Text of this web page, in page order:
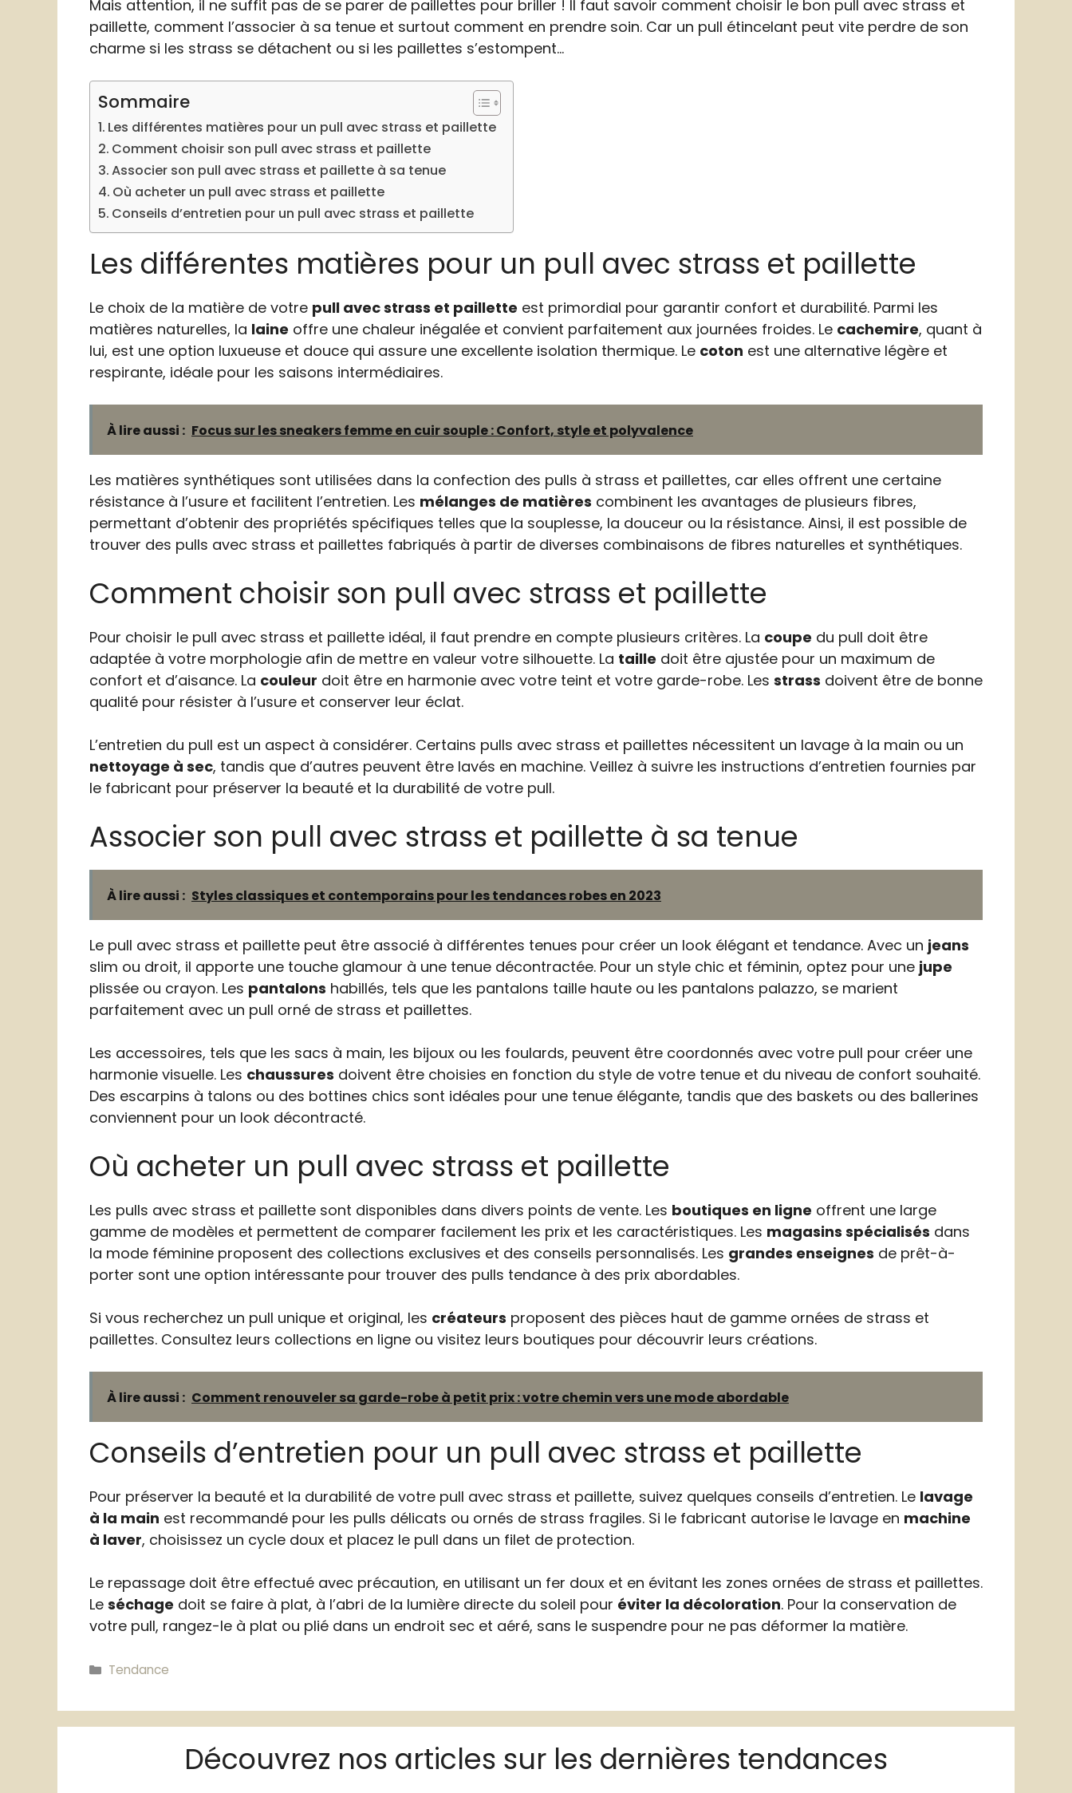
Mais attention, il ne suffit pas de se parer de paillettes pour briller ! Il faut savoir comment choisir le bon pull avec strass et
paillette, comment l’associer à sa tenue et surtout comment en prendre soin. Car un pull étincelant peut vite perdre de son
charme si les strass se détachent ou si les paillettes s’estompent…
Sommaire
Les différentes matières pour un pull avec strass et paillette
Comment choisir son pull avec strass et paillette
Associer son pull avec strass et paillette à sa tenue
Où acheter un pull avec strass et paillette
Conseils d’entretien pour un pull avec strass et paillette
Les différentes matières pour un pull avec strass et paillette
Le choix de la matière de votre pull avec strass et paillette est primordial pour garantir confort et durabilité. Parmi les
matières naturelles, la laine offre une chaleur inégalée et convient parfaitement aux journées froides. Le cachemire, quant à
lui, est une option luxueuse et douce qui assure une excellente isolation thermique. Le coton est une alternative légère et
respirante, idéale pour les saisons intermédiaires.
À lire aussi : Focus sur les sneakers femme en cuir souple : Confort, style et polyvalence
Les matières synthétiques sont utilisées dans la confection des pulls à strass et paillettes, car elles offrent une certaine
résistance à l’usure et facilitent l’entretien. Les mélanges de matières combinent les avantages de plusieurs fibres,
permettant d’obtenir des propriétés spécifiques telles que la souplesse, la douceur ou la résistance. Ainsi, il est possible de
trouver des pulls avec strass et paillettes fabriqués à partir de diverses combinaisons de fibres naturelles et synthétiques.
Comment choisir son pull avec strass et paillette
Pour choisir le pull avec strass et paillette idéal, il faut prendre en compte plusieurs critères. La coupe du pull doit être
adaptée à votre morphologie afin de mettre en valeur votre silhouette. La taille doit être ajustée pour un maximum de
confort et d’aisance. La couleur doit être en harmonie avec votre teint et votre garde-robe. Les strass doivent être de bonne
qualité pour résister à l’usure et conserver leur éclat.
L’entretien du pull est un aspect à considérer. Certains pulls avec strass et paillettes nécessitent un lavage à la main ou un
nettoyage à sec, tandis que d’autres peuvent être lavés en machine. Veillez à suivre les instructions d’entretien fournies par
le fabricant pour préserver la beauté et la durabilité de votre pull.
Associer son pull avec strass et paillette à sa tenue
À lire aussi : Styles classiques et contemporains pour les tendances robes en 2023
Le pull avec strass et paillette peut être associé à différentes tenues pour créer un look élégant et tendance. Avec un jeans
slim ou droit, il apporte une touche glamour à une tenue décontractée. Pour un style chic et féminin, optez pour une jupe
plissée ou crayon. Les pantalons habillés, tels que les pantalons taille haute ou les pantalons palazzo, se marient
parfaitement avec un pull orné de strass et paillettes.
Les accessoires, tels que les sacs à main, les bijoux ou les foulards, peuvent être coordonnés avec votre pull pour créer une
harmonie visuelle. Les chaussures doivent être choisies en fonction du style de votre tenue et du niveau de confort souhaité.
Des escarpins à talons ou des bottines chics sont idéales pour une tenue élégante, tandis que des baskets ou des ballerines
conviennent pour un look décontracté.
Où acheter un pull avec strass et paillette
Les pulls avec strass et paillette sont disponibles dans divers points de vente. Les boutiques en ligne offrent une large
gamme de modèles et permettent de comparer facilement les prix et les caractéristiques. Les magasins spécialisés dans
la mode féminine proposent des collections exclusives et des conseils personnalisés. Les grandes enseignes de prêt-à-
porter sont une option intéressante pour trouver des pulls tendance à des prix abordables.
Si vous recherchez un pull unique et original, les créateurs proposent des pièces haut de gamme ornées de strass et
paillettes. Consultez leurs collections en ligne ou visitez leurs boutiques pour découvrir leurs créations.
À lire aussi : Comment renouveler sa garde-robe à petit prix : votre chemin vers une mode abordable
Conseils d’entretien pour un pull avec strass et paillette
Pour préserver la beauté et la durabilité de votre pull avec strass et paillette, suivez quelques conseils d’entretien. Le lavage
à la main est recommandé pour les pulls délicats ou ornés de strass fragiles. Si le fabricant autorise le lavage en machine
à laver, choisissez un cycle doux et placez le pull dans un filet de protection.
Le repassage doit être effectué avec précaution, en utilisant un fer doux et en évitant les zones ornées de strass et paillettes.
Le séchage doit se faire à plat, à l’abri de la lumière directe du soleil pour éviter la décoloration. Pour la conservation de
votre pull, rangez-le à plat ou plié dans un endroit sec et aéré, sans le suspendre pour ne pas déformer la matière.
Catégories
Tendance
Découvrez nos articles sur les dernières tendances